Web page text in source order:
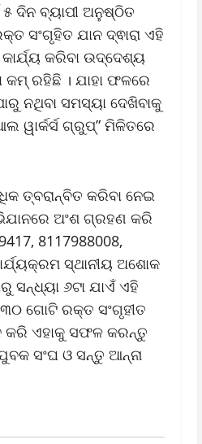
ଦିନ ବ୍ୟାପୀ ଅନୁଷ୍ଠିତ
ସଂଗୃହିତ ଯାନ ଦ୍ଵାରା ଏହି
କରିବା ଉଦ୍ଦେଶ୍ୟ
ରହିଛି । ଯାହା ଫଳରେ
ନଥିବା ସମସ୍ୟା ଦେଖିବାକୁ
ୱାର୍କର୍ସ ଗ୍ରୁପ୍” ମିଳିତରେ
ତ୍ବରାନ୍ବିତ କରିବା ନେଇ
ଅଂଶ ଗ୍ରହଣ କରି
8117988008,
ସ୍ଥାନୀୟ ଅଶୋକ
ସନ୍ଧ୍ୟା ୬ଟା ଯାଏଁ ଏହି
ଗୋଟି ରକ୍ତ ସଂଗୃହୀତ
କରି ଏହାକୁ ସଫଳ କରନ୍ତୁ
ସଂଘ ଓ ସନ୍ତୁ ଆନ୍ନା